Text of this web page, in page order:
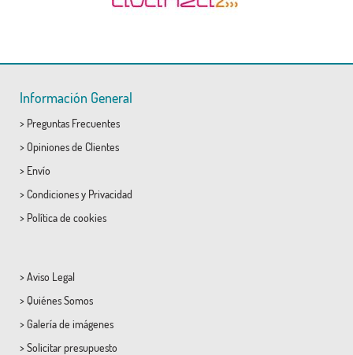
Información General
> Preguntas Frecuentes
> Opiniones de Clientes
> Envío
> Condicionesy Privacidad
> Política de cookies
> Aviso Legal
> Quiénes Somos
> Galería de imágenes
> Solicitar presupuesto